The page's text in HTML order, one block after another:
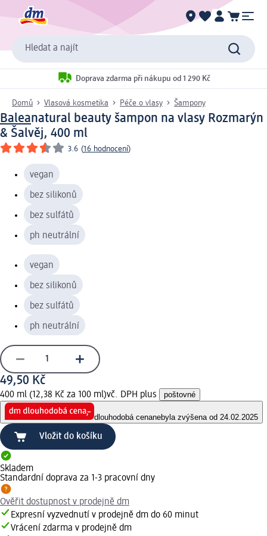
Hledat a najít
Doprava zdarma při nákupu od 1 290 Kč
Domů Vlasová kosmetika Péče o vlasy Šampony
Baleanatural beauty šampon na vlasy Rozmarýn
& Šalvěj, 400 ml
3.6 (16 hodnocení)
vegan
bez silikonů
bez sulfátů
ph neutrální
vegan
bez silikonů
bez sulfátů
ph neutrální
49,50 Kč
400 ml (12,38 Kč za 100 ml)vč. DPH plus poštovné
dlouhodobá cenanebyla zvýšena od 24.02.2025
Vložit do košíku
Skladem
Standardní doprava za 1-3 pracovní dny
Ověřit dostupnost v prodejně dm
Expresní vyzvednutí v prodejně dm do 60 minut
Vrácení zdarma v prodejně dm